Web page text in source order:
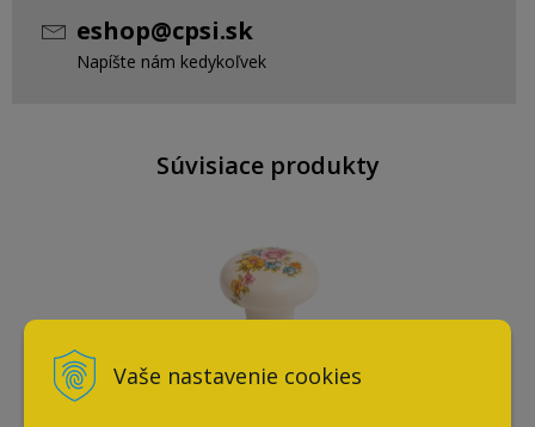
Vaše nastavenie cookies
eshop@cpsi.sk
Napíšte nám kedykoľvek
Súvisiace produkty